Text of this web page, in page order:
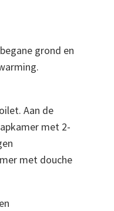
grond en
Aan de
met 2-
met douche